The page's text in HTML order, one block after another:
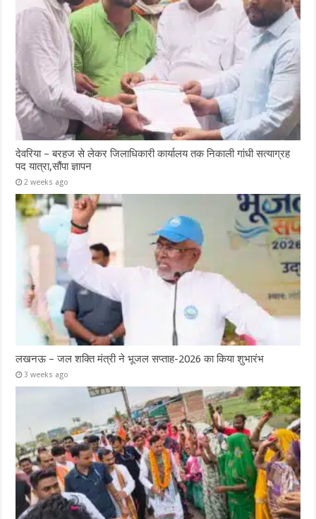
देवरिया – बरहज से लेकर जिलाधिकारी कार्यालय तक निकाली गांधी सत्याग्रह
पद यात्रा,सौंपा ज्ञापन
2 weeks ago
लखनऊ – जल शक्ति मंत्री ने भूजल सप्ताह-2026 का किया शुभारंभ
3 weeks ago